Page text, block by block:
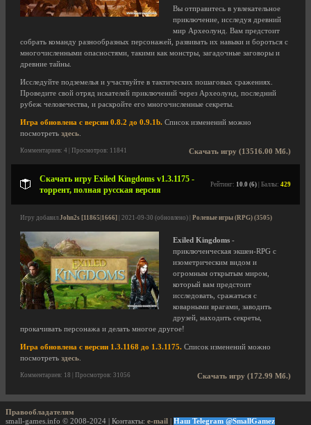
Вы отправитесь в увлекательное
приключение, исследуя древний
мир Археолунд. Вам предстоит
собрать команду разнообразных персонажей, развивать их навыки и бороться с
многочисленными опасностями, такими как монстры, загадочные заговоры и
древние тайны.
Исследуйте подземелья и участвуйте в тактических пошаговых сражениях.
Проведите свой отряд искателей приключений через Археолунд, последний
рубеж человечества, и раскройте его многочисленные секреты.
Игра обновлена с версии 0.8.2 до 0.9.1b. Список изменений можно
посмотреть здесь
Скачать игру (13516.00 Мб.)
Комментариев: 4 | Просмотров: 11841
Скачать игру Exiled Kingdoms v1.3.1175 -
торрент, полная русская версия
Рейтинг: 10.0 (6) | Баллы: 429
Игру добавил John2s [11865|1666] | 2021-09-30 (обновлено) | Ролевые игры (RPG) (3505)
Exiled Kingdoms -
приключенческая экшен-RPG с
изометрическим видом и
огромным открытым миром,
который вам предстоит
исследовать, сражаться с
коварными врагами, заводить
друзей, находить секреты,
прокачивать персонажа и делать многое другое!
Игра обновлена с версии 1.3.1168 до 1.3.1175. Список изменений можно
посмотреть здесь
Скачать игру (172.99 Мб.)
Комментариев: 18 | Просмотров: 31056
Правообладателям
small-games.info © 2008-2024 | Контакты: e-mail Наш Telegram @SmallGamez